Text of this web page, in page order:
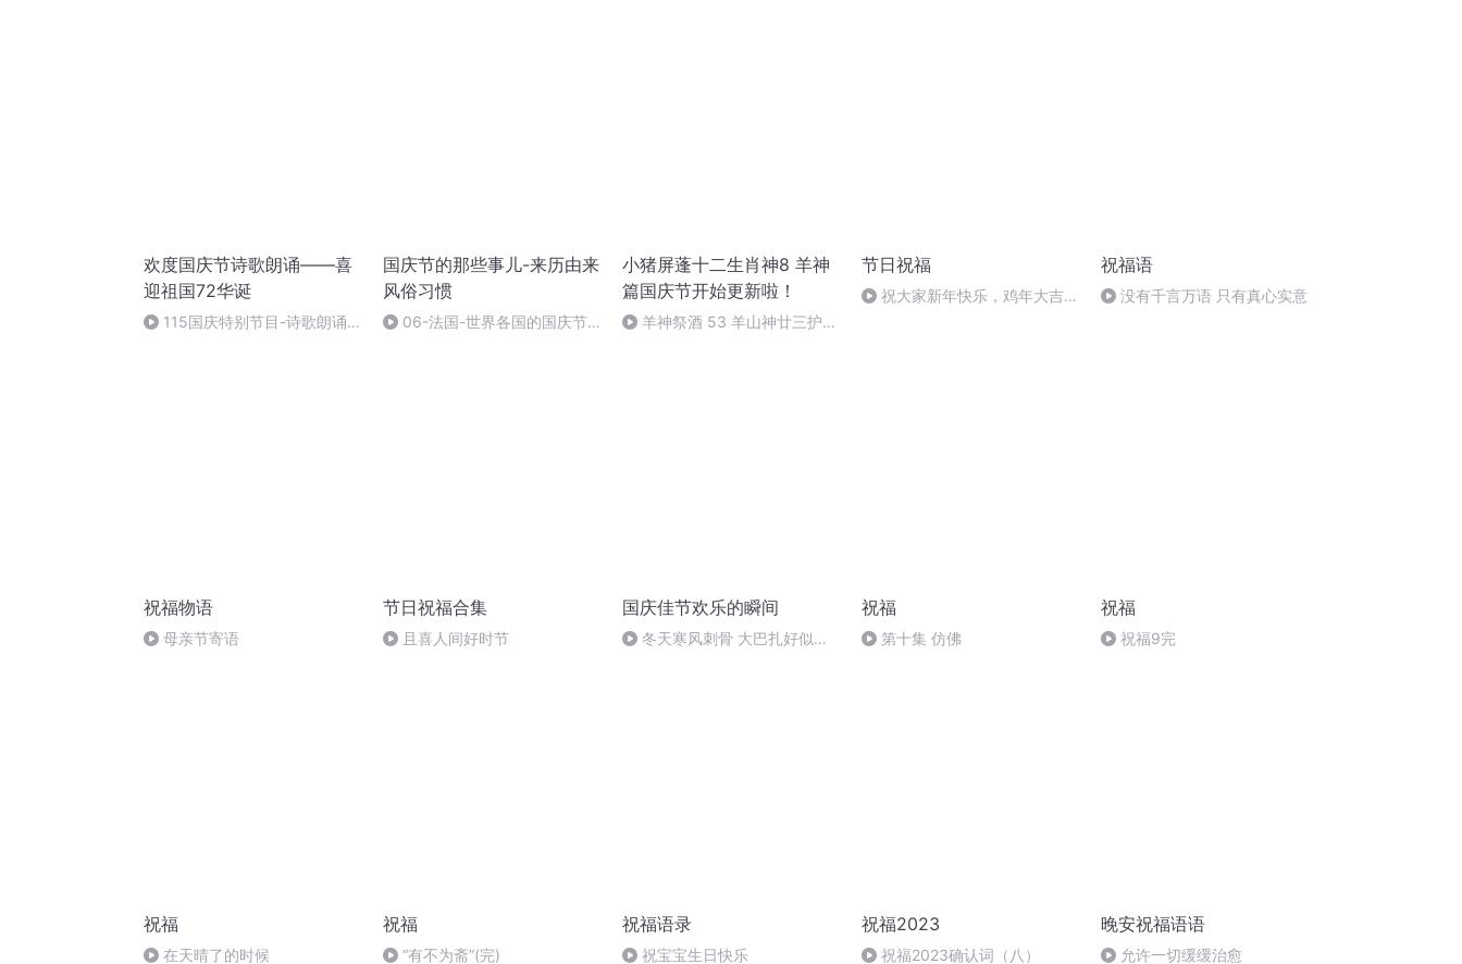
欢度国庆节诗歌朗诵——喜
迎祖国72华诞
115国庆特别节目-诗歌朗诵-
国庆节的那些事儿-来历由来
风俗习惯
06-法国-世界各国的国庆节-
小猪屏蓬十二生肖神8 羊神
篇国庆节开始更新啦！
羊神祭酒 53 羊山神廿三护祭
节日祝福
祝大家新年快乐，鸡年大吉大
祝福语
没有千言万语 只有真心实意
祝福物语
母亲节寄语
节日祝福合集
且喜人间好时节
国庆佳节欢乐的瞬间
冬天寒风刺骨 大巴扎好似温
祝福
第十集 仿佛
祝福
祝福9完
祝福
在天晴了的时候
祝福
“有不为斋”(完)
祝福语录
祝宝宝生日快乐
祝福2023
祝福2023确认词（八）
晚安祝福语语
允许一切缓缓治愈